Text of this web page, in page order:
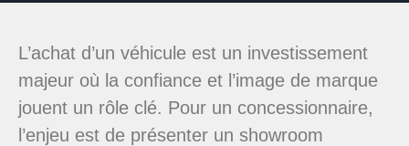
L’achat d’un véhicule est un investissement
majeur où la confiance et l’image de marque
jouent un rôle clé. Pour un concessionnaire,
l’enjeu est de présenter un showroom